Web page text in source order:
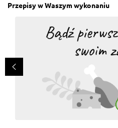
Przepisy w Waszym wykonaniu